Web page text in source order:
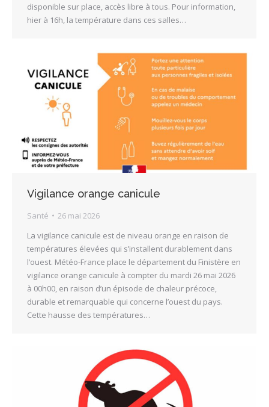
disponible sur place, accès libre à tous. Pour information,
hier à 16h, la température dans ces salles…
Vigilance orange canicule
Santé
26 mai 2026
La vigilance canicule est de niveau orange en raison de
températures élevées qui s’installent durablement dans
l’ouest. Météo-France place le département du Finistère en
vigilance orange canicule à compter du mardi 26 mai 2026
à 00h00, en raison d’un épisode de chaleur précoce,
durable et remarquable qui concerne l’ouest du pays.
Cette hausse des températures…